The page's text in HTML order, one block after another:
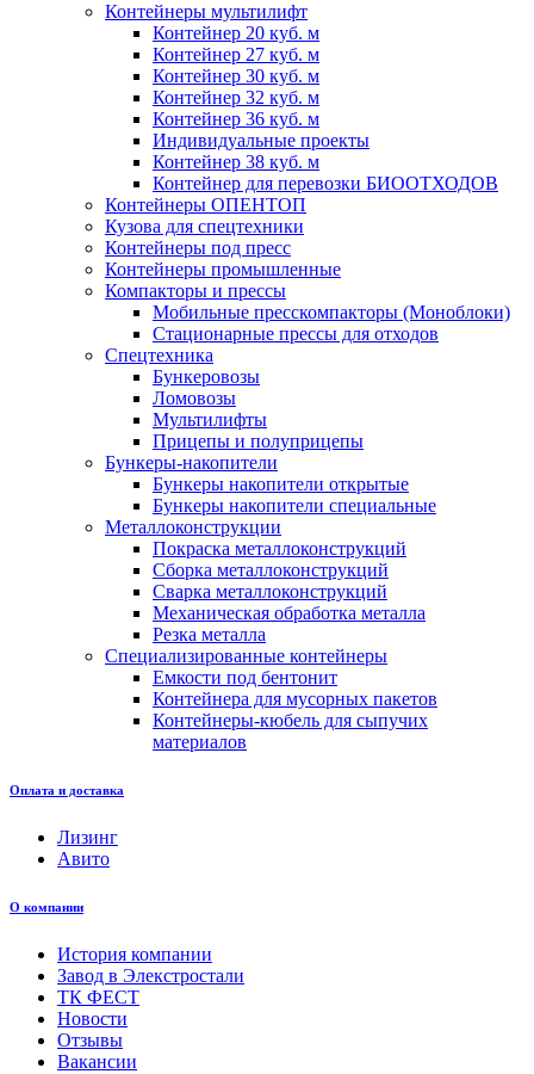
Контейнеры мультилифт
Контейнер 20 куб. м
Контейнер 27 куб. м
Контейнер 30 куб. м
Контейнер 32 куб. м
Контейнер 36 куб. м
Индивидуальные проекты
Контейнер 38 куб. м
Контейнер для перевозки БИООТХОДОВ
Контейнеры ОПЕНТОП
Кузова для спецтехники
Контейнеры под пресс
Контейнеры промышленные
Компакторы и прессы
Мобильные пресскомпакторы (Моноблоки)
Стационарные прессы для отходов
Спецтехника
Бункеровозы
Ломовозы
Мультилифты
Прицепы и полуприцепы
Бункеры-накопители
Бункеры накопители открытые
Бункеры накопители специальные
Металлоконструкции
Покраска металлоконструкций
Сборка металлоконструкций
Сварка металлоконструкций
Механическая обработка металла
Резка металла
Специализированные контейнеры
Емкости под бентонит
Контейнера для мусорных пакетов
Контейнеры-кюбель для сыпучих
материалов
Оплата и доставка
Лизинг
Авито
О компании
История компании
Завод в Элекстростали
ТК ФЕСТ
Новости
Отзывы
Вакансии